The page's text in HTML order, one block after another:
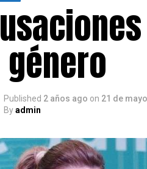
Published 2 años ago on 21 de
Byadmin